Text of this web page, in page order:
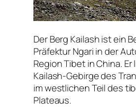
Der Berg Kailash ist ein
Präfektur Ngari in der
Region Tibet in China. Er
Kailash-Gebirge des
im westlichen Teil des
Plateaus.